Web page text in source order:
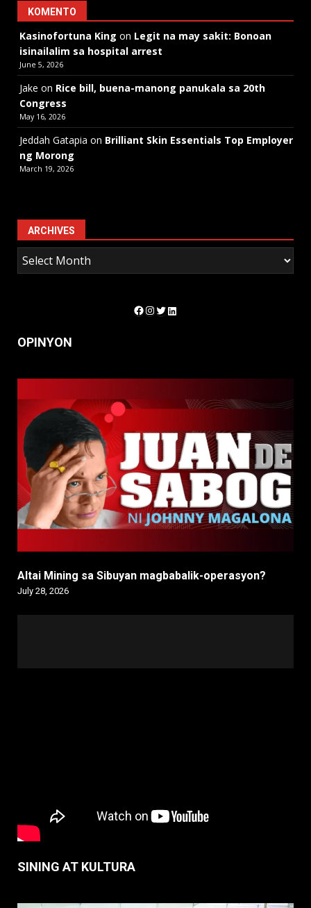
KOMENTO
Kasinofortuna King on Legit na may sakit: Bonoan
isinailalim sa hospital arrest
June 5, 2026
Jake on Rice bill, buena-manong panukala sa 20th
Congress
May 16, 2026
Jeddah Gatapia on Brilliant Skin Essentials Top Employer
ng Morong
March 19, 2026
ARCHIVES
Facebook
Instagram
Twitter
LinkedIn
OPINYON
Altai Mining sa Sibuyan magbabalik-operasyon?
July 28, 2026
SINING AT KULTURA